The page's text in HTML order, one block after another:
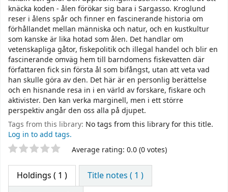
knäcka koden - ålen förökar sig bara i Sargasso. Kroglund
reser i ålens spår och finner en fascinerande historia om
förhållandet mellan människa och natur, och en kustkultur
som kanske är lika hotad som ålen. Det handlar om
vetenskapliga gåtor, fiskepolitik och illegal handel och blir en
fascinerande omväg hem till barndomens fiskevatten där
författaren fick sin första ål som bifångst, utan att veta vad
han skulle göra av den. Det här är en personlig berättelse
och en hisnande resa in i en värld av forskare, fiskare och
aktivister. Den kan verka marginell, men i ett större
perspektiv angår den oss alla på djupet.
Tags from this library: No tags from this library for this title.
Log in to add tags.
Star ratings Average rating: 0.0 (0 votes)
Holdings ( 1 )
Title notes ( 1 )